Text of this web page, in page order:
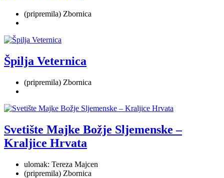
(pripremila) Zbornica
Špilja Veternica
(pripremila) Zbornica
Svetište Majke Božje Sljemenske –
Kraljice Hrvata
ulomak: Tereza Majcen
(pripremila) Zbornica